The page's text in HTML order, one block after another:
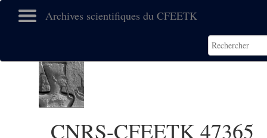
Archives scientifiques du CFEETK
CNRS-CFEETK 47365